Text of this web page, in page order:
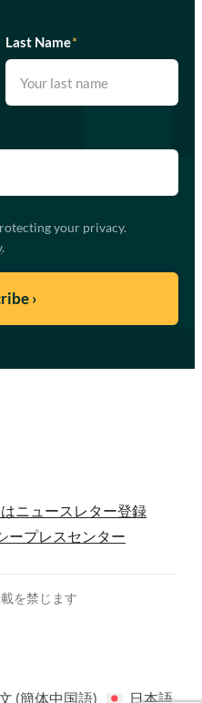
Last Name*
your privacy.
.
ニュースレター登録
ープレスセンター
を禁じます
(簡体中国語) 日本語